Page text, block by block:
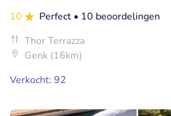
10
Perfect • 10 beoordelingen
Thor Terrazza
Genk (16km)
Verkocht: 92